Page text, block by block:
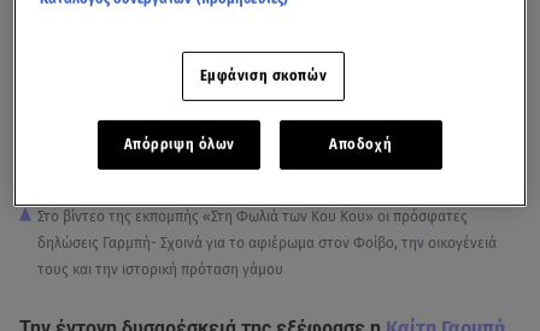
Στο βίντεο της εκπομπής «Στη Φωλιά των Κου Κου» οι πρόσφατες
δηλώσεις Γαρμπή- Σχοινά για το αφιέρωμα στον Φοίβο, την οικογένειά
τους και την ιστορική πρόταση γάμου
Εμφάνιση σκοπών
Απόρριψη όλων Αποδοχή